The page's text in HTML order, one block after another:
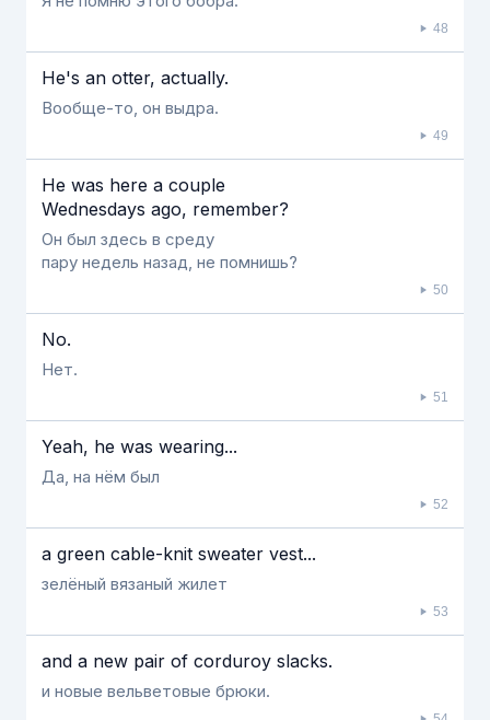
48
He's an otter, actually.
Вообще-то, он выдра.
49
He was here a couple
Wednesdays ago, remember?
Он был здесь в среду
пару недель назад, не помнишь?
50
No.
Нет.
51
Yeah, he was wearing...
Да, на нём был
52
a green cable-knit sweater vest...
зелёный вязаный жилет
53
and a new pair of corduroy slacks.
и новые вельветовые брюки.